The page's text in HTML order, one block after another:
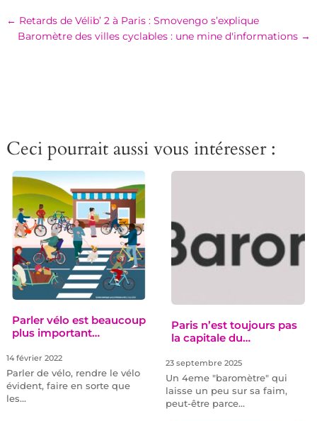
← Retards de Vélib’ 2 à Paris : Smovengo s’explique
Baromètre des villes cyclables : une mine d'informations →
Ceci pourrait aussi vous intéresser :
Parler vélo est beaucoup
plus important…
14 février 2022
Parler de vélo, rendre le vélo
évident, faire en sorte que
les…
Paris n’est toujours pas
la capitale du…
23 septembre 2025
Un 4eme "baromètre" qui
laisse un peu sur sa faim,
peut-être parce…